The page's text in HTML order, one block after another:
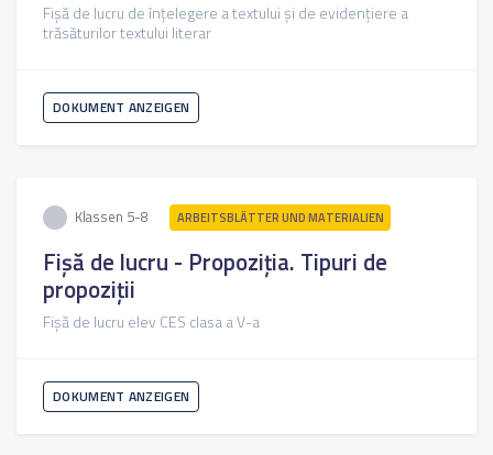
Fișă de lucru de înțelegere a textului și de evidențiere a
trăsăturilor textului literar
DOKUMENT ANZEIGEN
Klassen 5-8 ARBEITSBLÄTTER UND MATERIALIEN
Fișă de lucru - Propoziția. Tipuri de
propoziții
Fișă de lucru elev CES clasa a V-a
DOKUMENT ANZEIGEN